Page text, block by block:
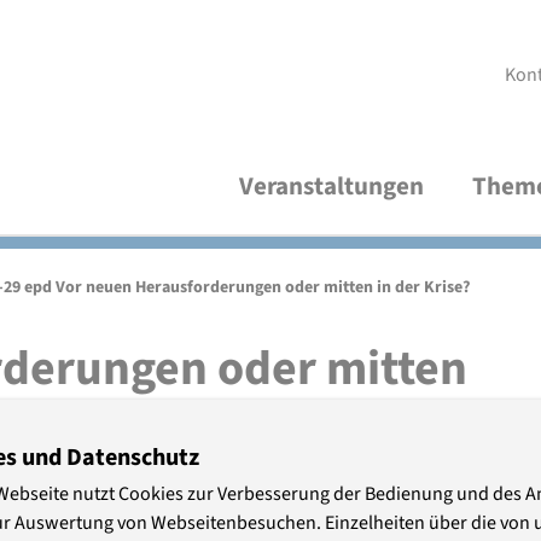
Veranstaltungen
Aktuelle Veranstaltungen
Demokratische Kultur und Bildung
Über uns
Freundeskreis
29 epd Vor neuen Herausforderungen oder mitten in der Krise?
oder mitten
und Datenschutz
nutzt Cookies zur Verbesserung der Bedienung und des
Auswertung von Webseitenbesuchen. Einzelheiten über die von